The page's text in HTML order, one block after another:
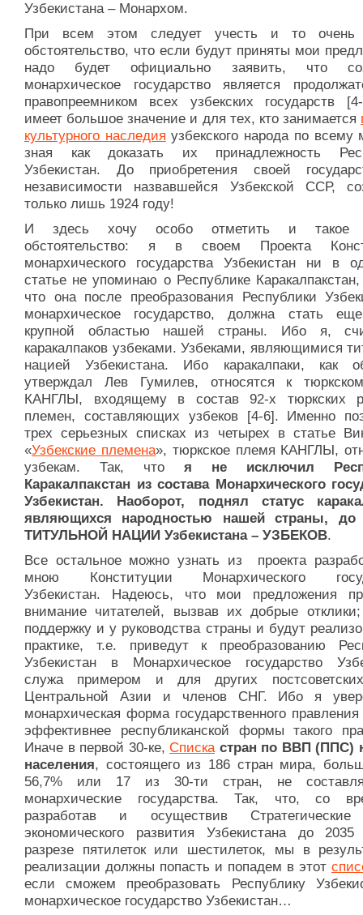
Узбекистана – Монархом.
При всем этом следует учесть и то очень
обстоятельство, что если будут приняты мои
надо будет официально заявить, что
монархическое государство является
правопреемником всех узбекских государств
имеет большое значение и для тех, кто занимается
культурного наследия узбекского народа по всему
зная как доказать их принадлежность
Узбекистан. До приобретения своей
независимости назвавшейся Узбекской ССР,
только лишь 1924 году!
И здесь хочу особо отметить и такое
обстоятельство: я в своем Проекта
монархического государства Узбекистан ни в
статье не упоминаю о Республике
что она после преобразования Республики
монархическое государство, должна стать
крупной областью нашей страны. Ибо я,
каракалпаков узбеками. Узбеками, являющимися
нацией Узбекистана. Ибо каракалпаки, как
утверждал Лев Гумилев, относятся к
КАНГЛЫ, входящему в состав 92-х тюркских
племен, составляющих узбеков [4-6]. Именно
трех серьезных списках из четырех в статье
«Узбекские племена», тюркское племя КАНГЛЫ,
узбекам. Так, что я не исключил
Каракалпакстан из состава Монархического
Узбекистан. Наоборот, поднял статус
являющихся народностью нашей страны, до
ТИТУЛЬНОЙ НАЦИИ Узбекистана – УЗБЕКОВ.
Все остальное можно узнать из проекта
мною Конституции Монархического
Узбекистан. Надеюсь, что мои предложения
внимание читателей, вызвав их добрые
поддержку и у руководства страны и будут
практике, т.е. приведут к преобразованию
Узбекистан в Монархическое государство
служа примером и для других
Центральной Азии и членов СНГ. Ибо я
монархическая форма государственного правления
эффективнее республиканской формы такого
Иначе в первой 30-ке, Спискастран по ВВП (ППС)
населения, состоящего из 186 стран мира,
56,7% или 17 из 30-ти стран, не
монархические государства. Так, что, со
разработав и осуществив
экономического развития Узбекистана до
разрезе пятилеток или шестилеток, мы в
реализации должны попасть и попадем в этот
если сможем преобразовать Республику
монархическое государство Узбекистан…